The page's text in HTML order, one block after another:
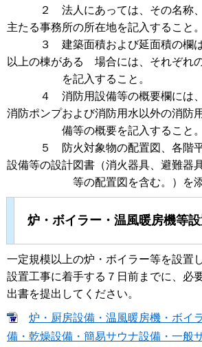
２ 法人にあっては、その名称、
主たる事務所の所在地を記入すること。
３ 建築面積および延面積の欄は
以上の棟がある 場合には、それぞれ
を記入すること。
４ 消防用設備等の概要欄には、
消防ポンプおよび消防用水以外の消防
備等の概要を記入すること。
５ 防火対象物の配置図、各階平
設備等の設計図書（消火器具、避難器
等の配置図を含む。）を添付
炉・ボイラー・温風暖房機等
一定規模以上の炉・ボイラー等を設置
設置工事に着手する７日前までに、必
出書を提出してください。
炉・厨房設備・温風暖房機・ボイ
備・乾燥設備・簡易サウナ設備・一般